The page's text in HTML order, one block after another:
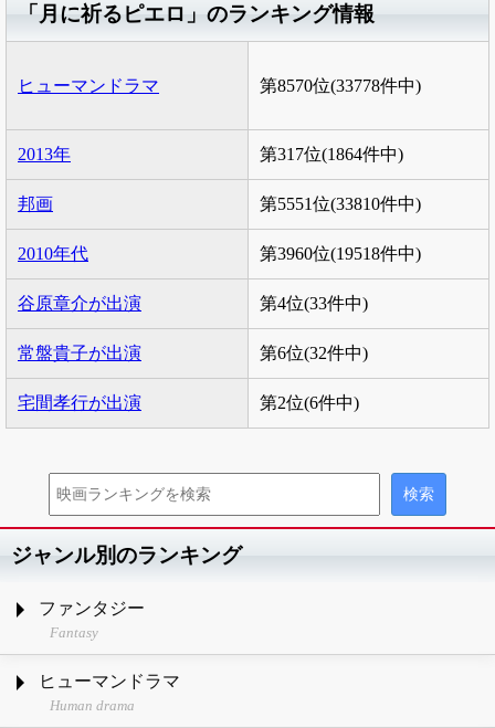
「月に祈るピエロ」のランキング情報
ヒューマンドラマ 第8570位(33778件中)
2013年 第317位(1864件中)
邦画 第5551位(33810件中)
2010年代 第3960位(19518件中)
谷原章介が出演 第4位(33件中)
常盤貴子が出演 第6位(32件中)
宅間孝行が出演 第2位(6件中)
ジャンル別のランキング
ファンタジー
Fantasy
ヒューマンドラマ
Human drama